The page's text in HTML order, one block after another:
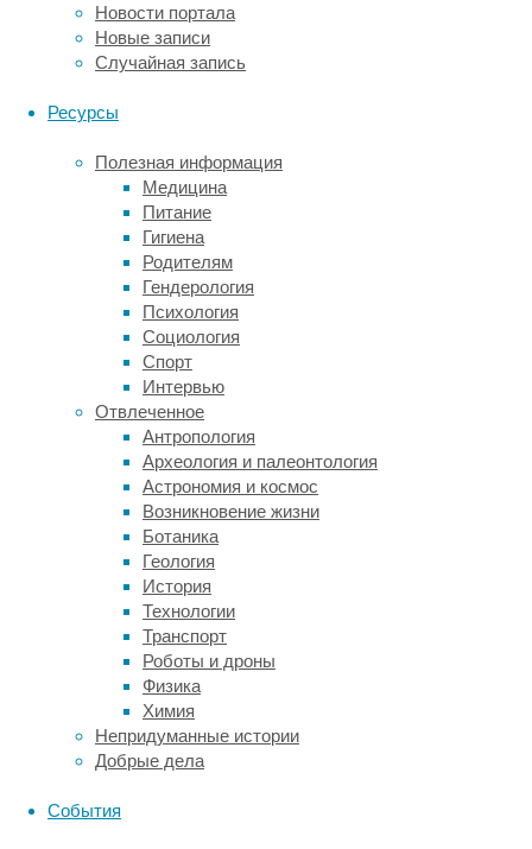
Новости портала
Новые записи
Случайная запись
Ресурсы
Полезная информация
Медицина
Питание
Гигиена
Родителям
Гендерология
Психология
Социология
Спорт
Интервью
Отвлеченное
Антропология
Археология и палеонтология
Астрономия и космос
Возникновение жизни
Ботаника
Геология
История
Технологии
Транспорт
Роботы и дроны
Физика
Химия
Непридуманные истории
Добрые дела
События
удивительный
результат»,
–
автор
Асри
Махарани
(Asri
Maharani),
исследователь
кафедры
нейронауки
экспериментальной
психологии
Манчестерского
университета
(University
Manchester).
Оценивание
когнитивных
способностей
течением
времени
проводилось
каждые
два
года
1996